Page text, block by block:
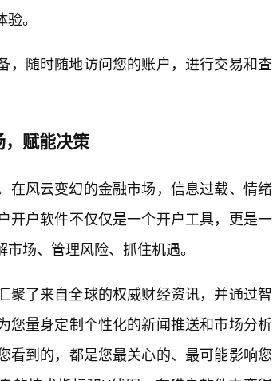
。
，随时随地访问您的账户，进行交易和查
赋能决策
在风云变幻的金融市场，信息过载、情绪
开户软件不仅仅是一个开户工具，更是一
场、管理风险、抓住机遇。
聚了来自全球的权威财经资讯，并通过智
您量身定制个性化的新闻推送和市场分析
看到的，都是您最关心的、最可能影响您